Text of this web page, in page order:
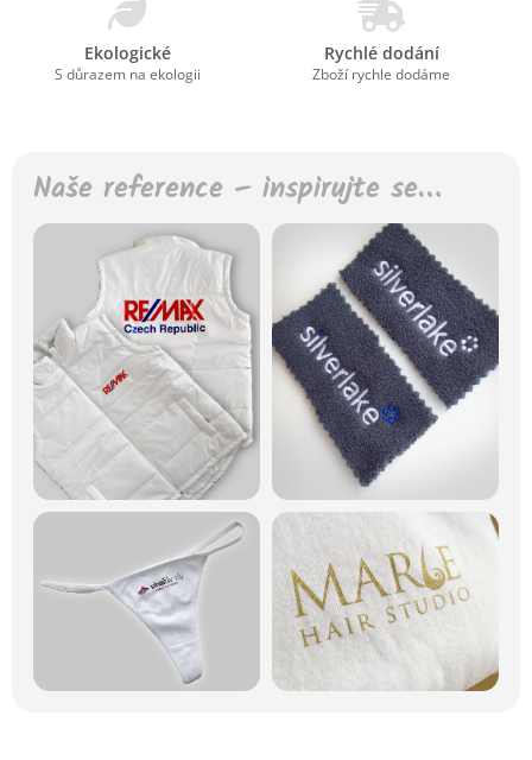
Ekologické
S důrazem na ekologii
Rychlé dodání
Zboží rychle dodáme
Naše reference – inspirujte se…